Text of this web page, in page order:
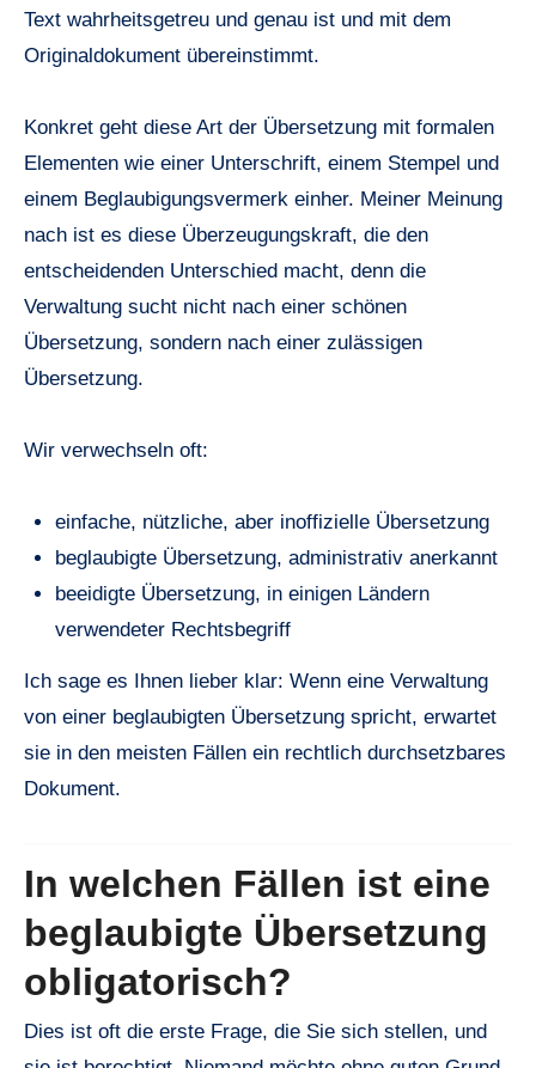
Text wahrheitsgetreu und genau ist und mit dem
Originaldokument übereinstimmt.
Konkret geht diese Art der Übersetzung mit formalen
Elementen wie einer Unterschrift, einem Stempel und
einem Beglaubigungsvermerk einher. Meiner Meinung
nach ist es diese Überzeugungskraft, die den
entscheidenden Unterschied macht, denn die
Verwaltung sucht nicht nach einer schönen
Übersetzung, sondern nach einer zulässigen
Übersetzung.
Wir verwechseln oft:
einfache, nützliche, aber inoffizielle Übersetzung
beglaubigte Übersetzung, administrativ anerkannt
beeidigte Übersetzung, in einigen Ländern
verwendeter Rechtsbegriff
Ich sage es Ihnen lieber klar: Wenn eine Verwaltung
von einer beglaubigten Übersetzung spricht, erwartet
sie in den meisten Fällen ein rechtlich durchsetzbares
Dokument.
In welchen Fällen ist eine
beglaubigte Übersetzung
obligatorisch?
Dies ist oft die erste Frage, die Sie sich stellen, und